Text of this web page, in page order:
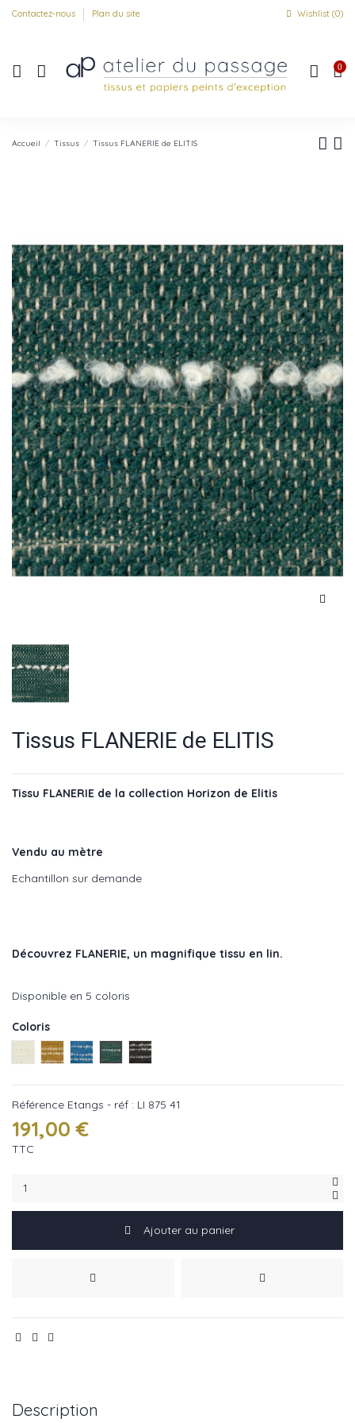
Contactez-nous Plan du site Wishlist (0)
0
Accueil Tissus Tissus FLANERIE de ELITIS
Tissus FLANERIE de ELITIS
Tissu FLANERIE de la collection Horizon de Elitis
Vendu au mètre
Echantillon sur demande
Découvrez FLANERIE, un magnifique tissu en lin.
Disponible en 5 coloris
Coloris
Aube - réf : LI 875 01
Dore - réf : LI 875 22
Bleu - réf : LI 875 40
Etangs - réf : LI 875 41
Nuit - réf : LI 875 80
Référence Etangs - réf : LI 875 41
191,00 €
TTC
Ajouter au panier
Description